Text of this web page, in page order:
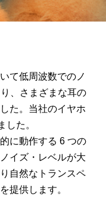
て低周波数でのノ
、さまざまな耳の
た。当社のイヤホ
した。
に動作する 6 つの
イズ・レベルが大
自然なトランスペ
提供します。